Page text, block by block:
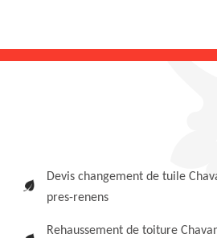
Devis changement de tuile
pres-renens
Rehaussement de toiture